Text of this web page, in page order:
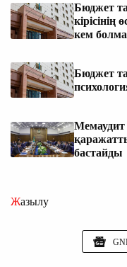
Бюджет
кем
Бюджет
Мемаудит
бастайды
Жазылу